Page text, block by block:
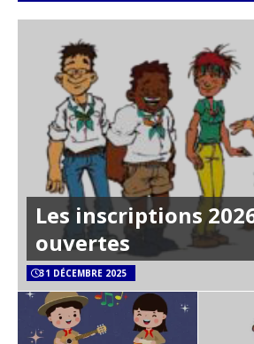
Les inscriptions
ouvertes
31 DÉCEMBRE 2025